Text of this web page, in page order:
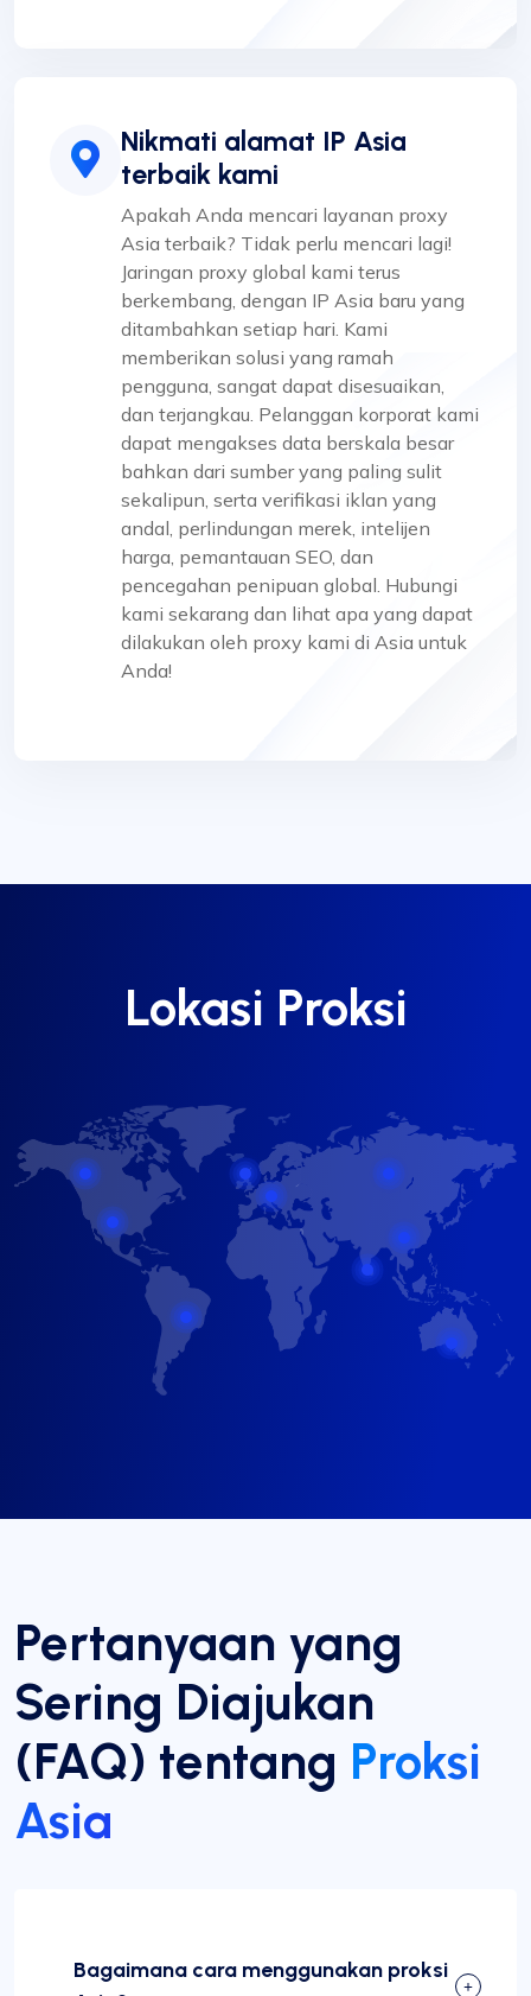
Nikmati alamat IP Asia
terbaik kami
Apakah Anda mencari layanan proxy
Asia terbaik? Tidak perlu mencari lagi!
Jaringan proxy global kami terus
berkembang, dengan IP Asia baru yang
ditambahkan setiap hari. Kami
memberikan solusi yang ramah
pengguna, sangat dapat disesuaikan,
dan terjangkau. Pelanggan korporat kami
dapat mengakses data berskala besar
bahkan dari sumber yang paling sulit
sekalipun, serta verifikasi iklan yang
andal, perlindungan merek, intelijen
harga, pemantauan SEO, dan
pencegahan penipuan global. Hubungi
kami sekarang dan lihat apa yang dapat
dilakukan oleh proxy kami di Asia untuk
Anda!
Lokasi Proksi
Pertanyaan yang
Sering Diajukan
(FAQ) tentang Proksi
Asia
Bagaimana cara menggunakan proksi